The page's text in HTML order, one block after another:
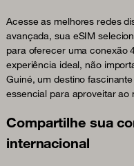
Acesse as melhores redes
avançada, sua eSIM
para oferecer uma conexão
experiência ideal, não
Guiné, um destino
essencial para aproveitar ao
Compartilhe sua
internacional